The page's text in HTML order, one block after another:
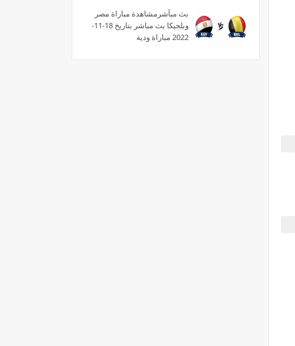
بث مبآشرمشاهدة مباراة مصر
وبلجيكا بث مباشر بتاريخ 18-11-
2022 مباراة ودية